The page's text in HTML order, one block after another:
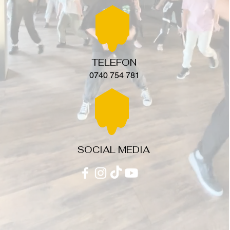
TELEFON
0740 754 781
SOCIAL MEDIA